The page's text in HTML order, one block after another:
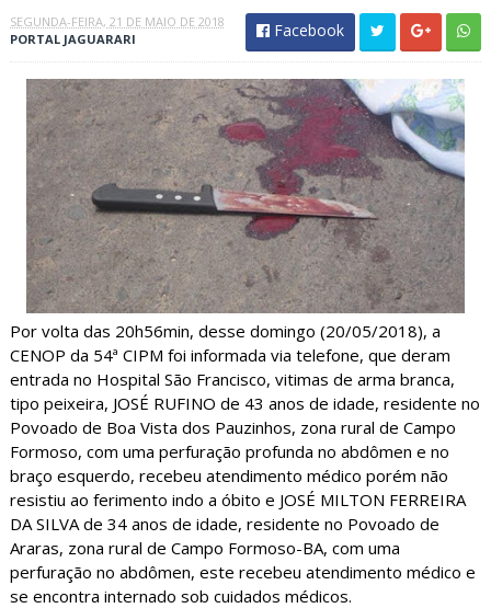
SEGUNDA-FEIRA, 21 DE MAIO DE 2018
PORTAL JAGUARARI
Facebook
Por volta das 20h56min, desse domingo (20/05/2018), a
CENOP da 54ª CIPM foi informada via telefone, que deram
entrada no Hospital São Francisco, vitimas de arma branca,
tipo peixeira, JOSÉ RUFINO de 43 anos de idade, residente no
Povoado de Boa Vista dos Pauzinhos, zona rural de Campo
Formoso, com uma perfuração profunda no abdômen e no
braço esquerdo, recebeu atendimento médico porém não
resistiu ao ferimento indo a óbito e JOSÉ MILTON FERREIRA
DA SILVA de 34 anos de idade, residente no Povoado de
Araras, zona rural de Campo Formoso-BA, com uma
perfuração no abdômen, este recebeu atendimento médico e
se encontra internado sob cuidados médicos.